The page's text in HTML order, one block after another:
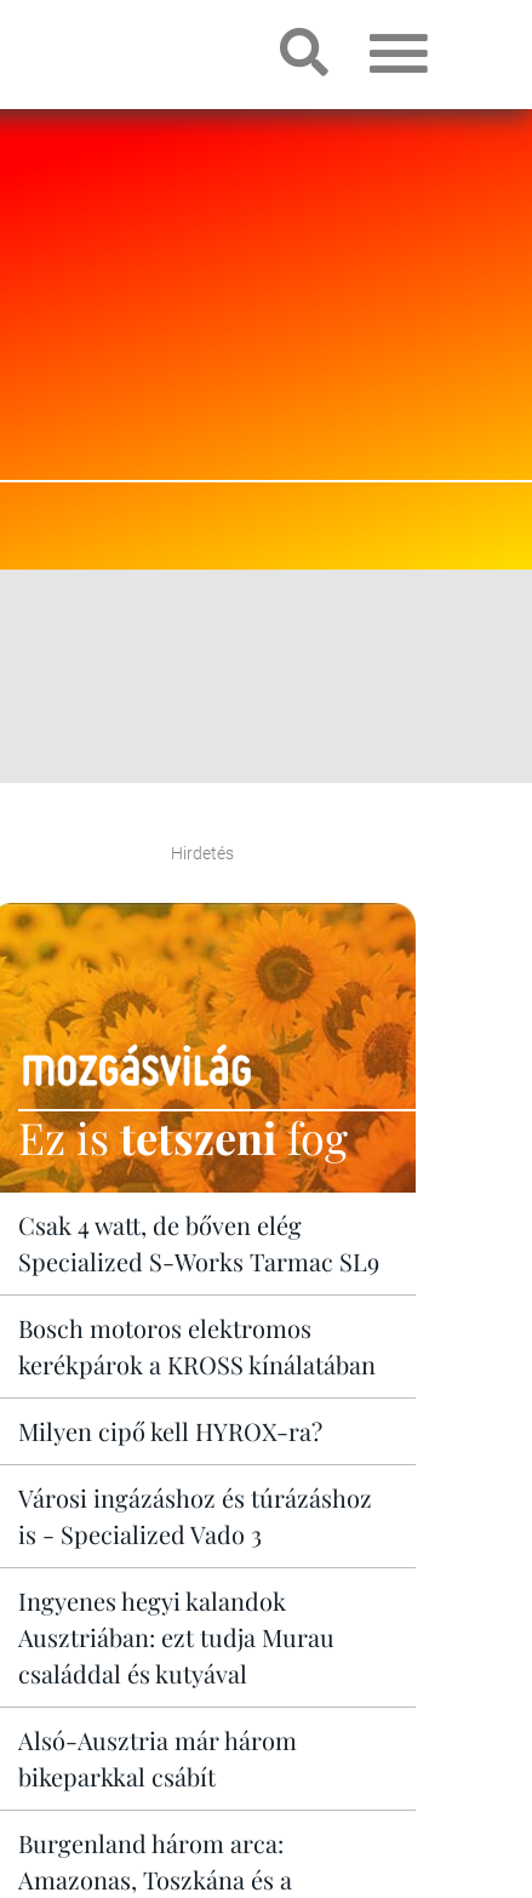
Hirdetés
Ez istetszenifog
Csak 4 watt, de bőven elég
Specialized S-Works Tarmac SL9
Bosch motoros elektromos
kerékpárok a KROSS kínálatában
Milyen cipő kell HYROX-ra?
Városi ingázáshoz és túrázáshoz
is - Specialized Vado 3
Ingyenes hegyi kalandok
Ausztriában: ezt tudja Murau
családdal és kutyával
Alsó-Ausztria már három
bikeparkkal csábít
Burgenland három arca:
Amazonas, Toszkána és a